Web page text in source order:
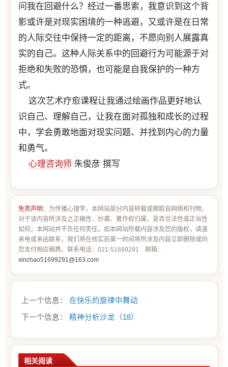
问我在回避什么？经过一番思索，我意识到这个背
影或许是对现实困境的一种逃避，又或许是在日常
的人际交往中保持一定的距离，不愿向别人展露真
实的自己。这种人际关系中的回避行为可能源于对
拒绝和失败的恐惧，也可能是自我保护的一种方
式。
这次艺术疗愈课程让我通过绘画作品更好地认
识自己、理解自己，让我在面对孤独和成长的过程
中，学会勇敢地面对现实问题、并找到内心的力量
和勇气。
心理咨询师 朱俊彦 撰写
免责声明 ：为传播心理学，本网站部分内容转载或摘取自网络和刊物，
对于该内容所涉及之正确性、抄袭、著作权归属，是否合法性或正当性
如何，本网站并不负任何责任。如本网站所载内容涉及您的版权，请速
来电或来函联系，我们将在核实后第一时间将所涉及内容立即删除或向
您支付相应稿费。联系电话：021-51699291 邮箱：
xinchao51699291@163.com
上一个信息： 在快乐的旋律中舞动
下一个信息： 精神分析沙龙（18）
相关阅读